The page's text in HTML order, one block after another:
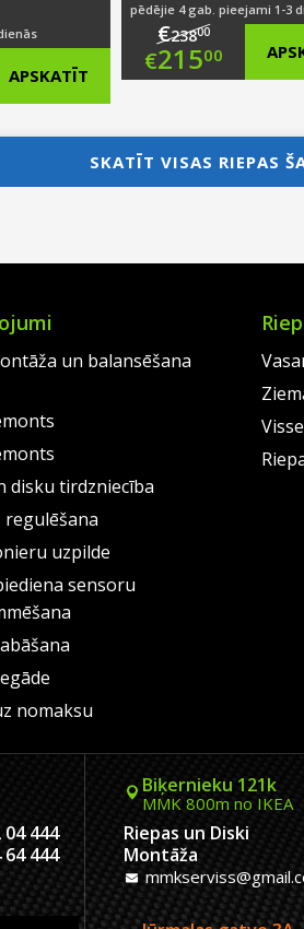
APSKATĪT
pēdējie 4 gab. pieejami 1-3
€23800
Original
was:
€238.00.
€21500
price
is:
SKATĪT VISAS RIEPAS
un balansēšana
disku tirdzniecība
regulēšana
uzpilde
sensoru
nomaksu
04 444
64 444
Biķernieku 121k
MMK 800m no IKEA
Riepas un Diski
Montāža